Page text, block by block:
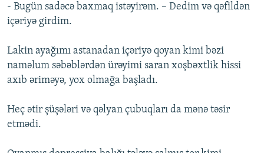
- Bugün sadəcə baxmaq istəyirəm. – Dedim və qəfildən
içəriyə girdim.
Lakin ayağımı astanadan içəriyə qoyan kimi bəzi
naməlum səbəblərdən ürəyimi saran xoşbəxtlik hissi
axıb əriməyə, yox olmağa başladı.
Heç ətir şüşələri və qəlyan çubuqları da mənə təsir
etmədi.